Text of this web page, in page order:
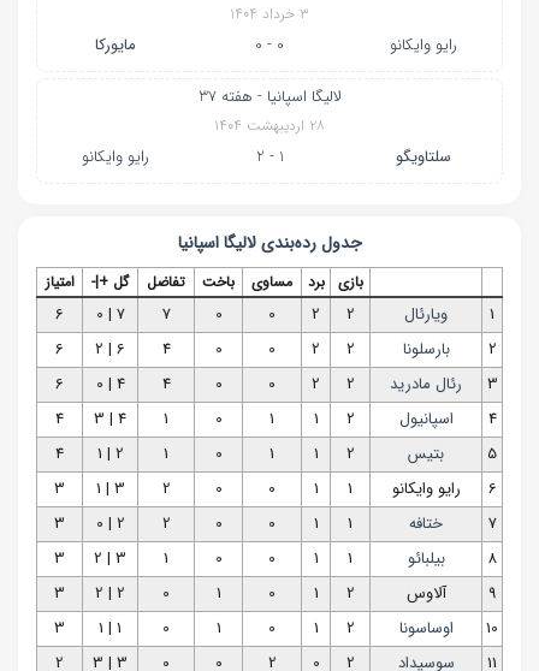
۳ خرداد ۱۴۰۴
رایو وایکانو 0 - 0 مایورکا
لالیگا اسپانیا - هفته 37
۲۸ اردیبهشت ۱۴۰۴
سلتاویگو 1 - 2 رایو وایکانو
جدول رده‌بندیلالیگا اسپانیا
بازی برد مساوی باخت تفاضل گل +|- امتیاز
1 ویارئال 2
2
0
0
7
7 | 0
6
2
بارسلونا 2
2
0
0
4
6 | 2
6
3
رئال مادرید 2
2
0
0
4
4 | 0
6
4
اسپانیول 2
1
1
0
1
4 | 3
4
5
بتیس 2
1
1
0
1
2 | 1
4
6
رایو وایکانو 1
1
0
0
2
3 | 1
3
7
ختافه 1
1
0
0
2
2 | 0
3
8
بیلبائو 1
1
0
0
1
3 | 2
3
9
آلاوس 2
1
0
1
0
2 | 2
3
10
اوساسونا 2
1
0
1
0
1 | 1
3
11
سوسیداد 2
0
2
0
0
3 | 3
2